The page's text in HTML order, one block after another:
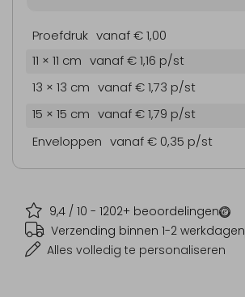
9,4 / 10 - 1202+ beoordelingen
Verzending binnen 1-2 werkdagen
Alles volledig te personaliseren
Proefdruk vanaf € 1,00
11 × 11 cm vanaf € 1,16 p/st
13 × 13 cm vanaf € 1,73 p/st
15 × 15 cm vanaf € 1,79 p/st
Enveloppen vanaf € 0,35 p/st